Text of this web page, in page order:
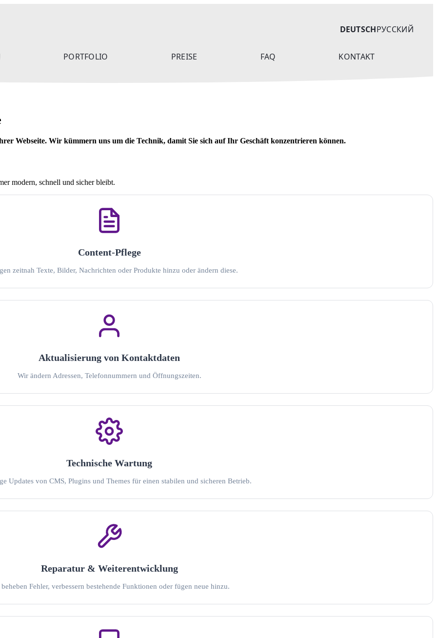
DEUTSCHРУССКИЙ
PORTFOLIO PREISE FAQ KONTAKT
Webseite. Wir kümmern uns um die Technik, damit Sie sich auf Ihr Geschäft konzentrieren können.
modern, schnell und sicher bleibt.
Content-Pflege
zeitnah Texte, Bilder, Nachrichten oder Produkte hinzu oder ändern diese.
Aktualisierung von Kontaktdaten
Wir ändern Adressen, Telefonnummern und Öffnungszeiten.
Technische Wartung
Updates von CMS, Plugins und Themes für einen stabilen und sicheren Betrieb.
Reparatur & Weiterentwicklung
Fehler, verbessern bestehende Funktionen oder fügen neue hinzu.